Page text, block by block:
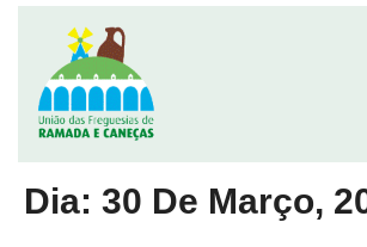
Dia: 30 De Março,